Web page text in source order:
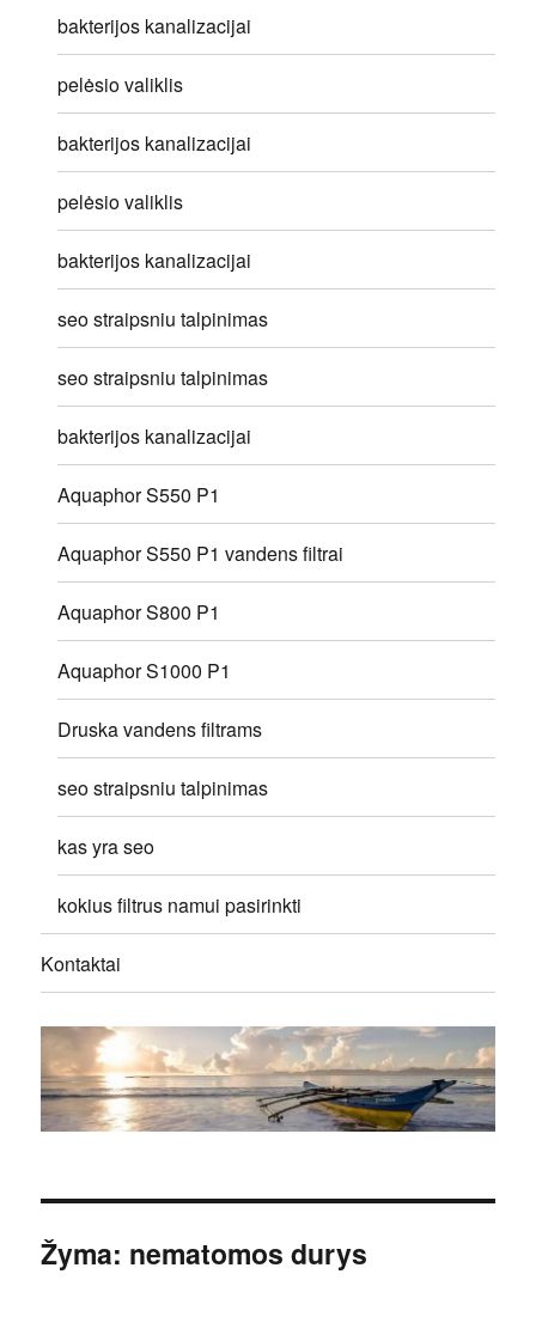
bakterijos kanalizacijai
pelėsio valiklis
bakterijos kanalizacijai
pelėsio valiklis
bakterijos kanalizacijai
seo straipsniu talpinimas
seo straipsniu talpinimas
bakterijos kanalizacijai
Aquaphor S550 P1
Aquaphor S550 P1 vandens filtrai
Aquaphor S800 P1
Aquaphor S1000 P1
Druska vandens filtrams
seo straipsniu talpinimas
kas yra seo
kokius filtrus namui pasirinkti
Kontaktai
Žyma: nematomos durys